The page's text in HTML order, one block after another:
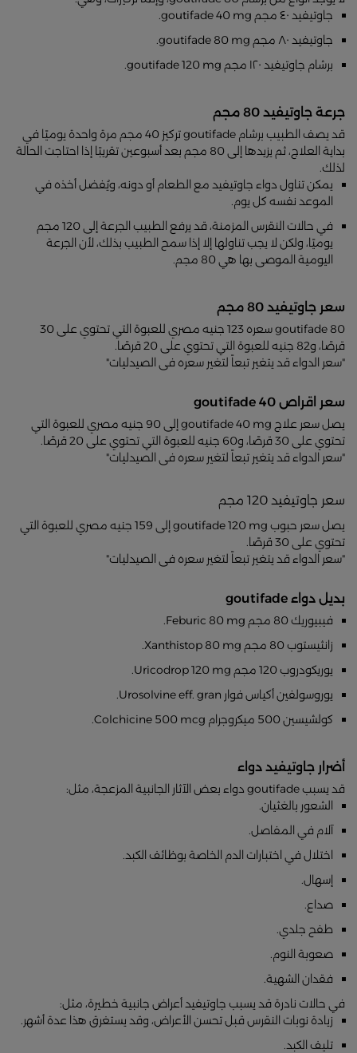
جاوتيفيد ٤٠ مجم goutifade 40 mg.
جاوتيفيد ٨٠ مجم goutifade 80 mg.
برشام جاوتيفيد ١٢٠ مجم goutifade 120 mg.
جرعة جاوتيفيد 80 مجم
قد يصف الطبيب برشام goutifade تركيز 40 مجم مرة واحدة يوميًا في
بداية العلاج، ثم يزيدها إلى 80 مجم بعد أسبوعين تقريبًا إذا احتاجت الحالة
لذلك.
يمكن تناول دواء جاوتيفيد مع الطعام أو دونه، ويُفضل أخذه في
الموعد نفسه كل يوم.
في حالات النقرس المزمنة، قد يرفع الطبيب الجرعة إلى 120 مجم
يوميًا، ولكن لا يجب تناولها إلا إذا سمح الطبيب بذلك، لأن الجرعة
اليومية الموصى بها هي 80 مجم.
سعر جاوتيفيد 80 مجم
goutifade 80 سعره 123 جنيه مصري للعبوة التي تحتوي على 30
قرصًا، و82 جنيه للعبوة التي تحتوي على 20 قرصًا.
"سعر الدواء قد يتغير تبعاً لتغير سعره فى الصيدليات"
سعر اقراص goutifade 40
يصل سعر علاج goutifade 40 mg إلى 90 جنيه مصري للعبوة التي
تحتوي على 30 قرصًا، و60 جنيه للعبوة التي تحتوي على 20 قرصًا.
"سعر الدواء قد يتغير تبعاً لتغير سعره فى الصيدليات"
سعر جاوتيفيد 120 مجم
يصل سعر حبوب goutifade 120 mg إلى 159 جنيه مصري للعبوة التي
تحتوي على 30 قرصًا.
"سعر الدواء قد يتغير تبعاً لتغير سعره فى الصيدليات"
بديل دواء goutifade
فيبيوريك 80 مجم Feburic 80 mg.
زانثيستوب 80 مجم Xanthistop 80 mg.
يوريكودروب 120 مجم Uricodrop 120 mg.
يوروسولفين أكياس فوار Urosolvine eff. gran.
كولشيسين 500 ميكروجرام Colchicine 500 mcg.
أضرار جاوتيفيد دواء
قد يسبب goutifade دواء بعض الآثار الجانبية المزعجة، مثل:
الشعور بالغثيان.
آلام في المفاصل.
اختلال في اختبارات الدم الخاصة بوظائف الكبد.
إسهال.
صداع.
طفح جلدي.
صعوبة النوم.
فقدان الشهية.
في حالات نادرة قد يسبب جاوتيفيد أعراض جانبية خطيرة، مثل:
زيادة نوبات النقرس قبل تحسن الأعراض، وقد يستغرق هذا عدة أشهر.
تليف الكبد.